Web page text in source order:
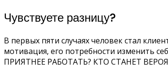
Чувствуете разницу?
В первых пяти случаях человек стал
мотивация, его потребности изменить
ПРИЯТНЕЕ РАБОТАТЬ? КТО СТАНЕТ